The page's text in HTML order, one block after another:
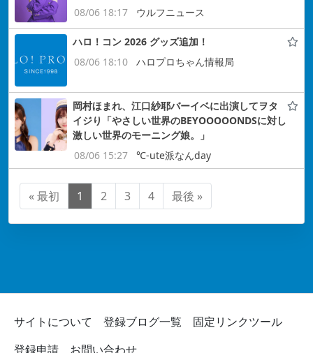
08/06 18:17
ウルフニュース
ハロ！コン 2026 グッズ追加！
08/06 18:10
ハロプロちゃん情報局
岡村ほまれ、江口紗耶バーイベに出演してヲタ
イジり「やさしい世界のBEYOOOOONDSに対し
激しい世界のモーニング娘。」
08/06 15:27
℃-ute派なんday
« 最初 1 2 3 4 最後 »
サイトについて 登録ブログ一覧
固定リンクツール
登録申請
お問い合わせ